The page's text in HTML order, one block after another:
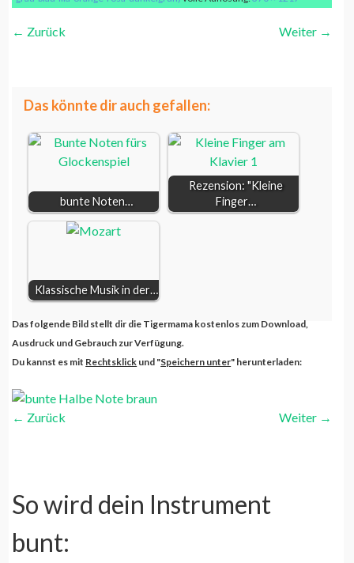
← Zurück Weiter →
Das könnte dir auch gefallen:
bunte Noten…
Rezension: "Kleine
Finger…
Klassische Musik in der…
Das folgende Bild stellt dir die Tigermama kostenlos zum Download,
Ausdruck und Gebrauch zur Verfügung.
Du kannst es mit Rechtsklick und "Speichern unter" herunterladen:
← Zurück Weiter →
So wird dein Instrument
bunt: